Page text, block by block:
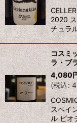
2020
チュラ
コスミ
ラ・ブ
4,080
(税込:
スペイ
ル ビオ